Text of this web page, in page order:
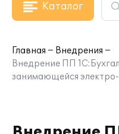
Каталог
Главная
Внедрения
Внедрение ПП
занимающейся